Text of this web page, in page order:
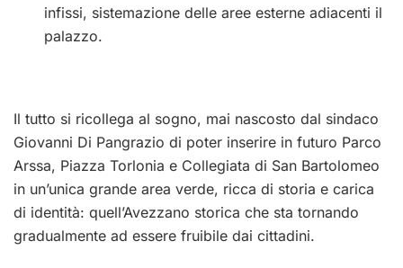
infissi, sistemazione delle aree esterne adiacenti il
palazzo.
Il tutto si ricollega al sogno, mai nascosto dal sindaco
Giovanni Di Pangrazio di poter inserire in futuro Parco
Arssa, Piazza Torlonia e Collegiata di San Bartolomeo
in un’unica grande area verde, ricca di storia e carica
di identità: quell’Avezzano storica che sta tornando
gradualmente ad essere fruibile dai cittadini.